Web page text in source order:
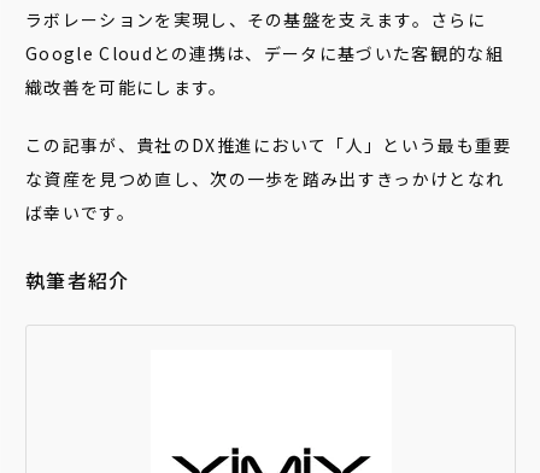
ラボレーションを実現し、その基盤を支えます。さらに
Google Cloudとの連携は、データに基づいた客観的な組
織改善を可能にします。
この記事が、貴社のDX推進において「人」という最も重要
な資産を見つめ直し、次の一歩を踏み出すきっかけとなれ
ば幸いです。
執筆者紹介